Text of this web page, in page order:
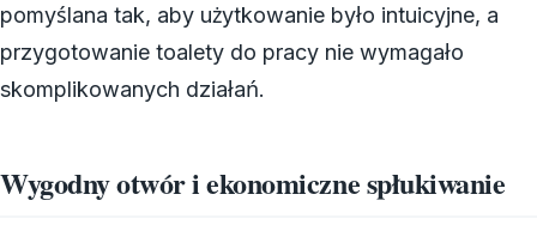
pomyślana tak, aby użytkowanie było intuicyjne, a
przygotowanie toalety do pracy nie wymagało
skomplikowanych działań.
Wygodny otwór i ekonomiczne spłukiwanie